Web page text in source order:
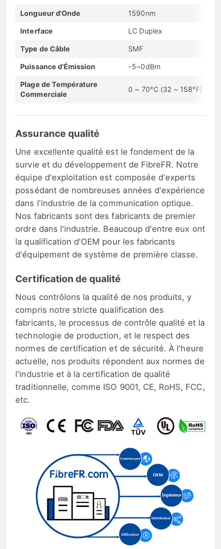
Longueur d'Onde 1590nm
Interface LC Duplex
Type de Câble SMF
Puissance d'Émission -5~0dBm
Plage de Température
Commerciale
0 ~ 70°C (32 ~ 158°F)
Assurance qualité
Une excellente qualité est le fondement de la
survie et du développement de FibreFR. Notre
équipe d'exploitation est composée d'experts
possédant de nombreuses années d'expérience
dans l'industrie de la communication optique.
Nos fabricants sont des fabricants de premier
ordre dans l'industrie. Beaucoup d'entre eux ont
la qualification d'OEM pour les fabricants
d'équipement de système de première classe.
Certification de qualité
Nous contrôlons la qualité de nos produits, y
compris notre stricte qualification des
fabricants, le processus de contrôle qualité et la
technologie de production, et le respect des
normes de certification et de sécurité. À l'heure
actuelle, nos produits répondent aux normes de
l'industrie et à la certification de qualité
traditionnelle, comme ISO 9001, CE, RoHS, FCC,
etc.